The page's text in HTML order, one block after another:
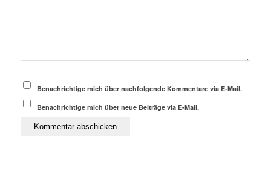
Benachrichtige mich über nachfolgende Kommentare via E-Mail.
Benachrichtige mich über neue Beiträge via E-Mail.